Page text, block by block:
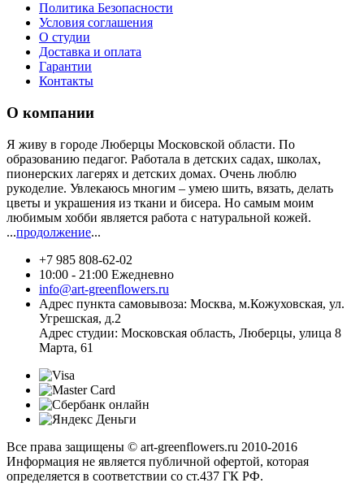
Политика Безопасности
Условия соглашения
О студии
Доставка и оплата
Гарантии
Контакты
О компании
Я живу в городе Люберцы Московской области. По
образованию педагог. Работала в детских садах, школах,
пионерских лагерях и детских домах. Очень люблю
рукоделие. Увлекаюсь многим – умею шить, вязать, делать
цветы и украшения из ткани и бисера. Но самым моим
любимым хобби является работа с натуральной кожей.
...продолжение...
+7 985 808-62-02
10:00 - 21:00 Ежедневно
info@art-greenflowers.ru
Адрес пункта самовывоза: Москва, м.Кожуховская, ул.
Угрешская, д.2
Адрес студии: Московская область, Люберцы, улица 8
Марта, 61
Все права защищены © art-greenflowers.ru 2010-2016
Информация не является публичной офертой, которая
определяется в соответствии со ст.437 ГК РФ.